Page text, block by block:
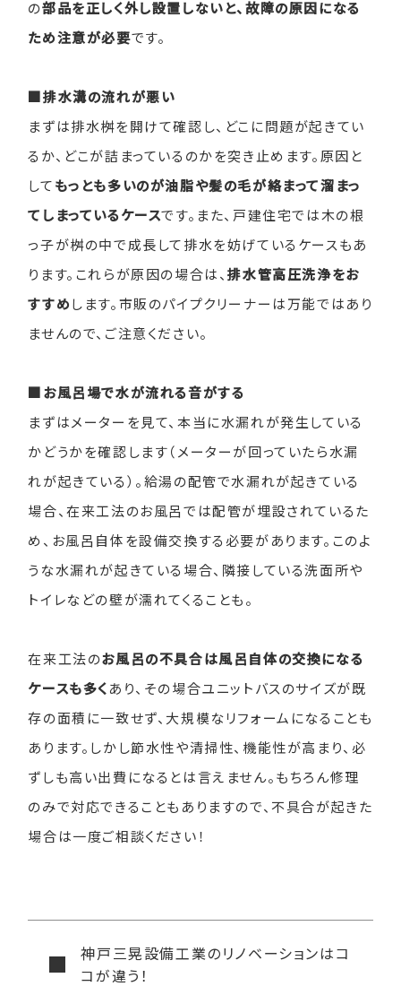
の部品を正しく外し設置しないと、故障の原因になる
ため注意が必要です。
■排水溝の流れが悪い
まずは排水桝を開けて確認し、どこに問題が起きてい
るか、どこが詰まっているのかを突き止めます。原因と
してもっとも多いのが油脂や髪の毛が絡まって溜まっ
てしまっているケースです。また、戸建住宅では木の根
っ子が桝の中で成長して排水を妨げているケースもあ
ります。これらが原因の場合は、排水管高圧洗浄をお
すすめします。市販のパイプクリーナーは万能ではあり
ませんので、ご注意ください。
■お風呂場で水が流れる音がする
まずはメーターを見て、本当に水漏れが発生している
かどうかを確認します（メーターが回っていたら水漏
れが起きている）。給湯の配管で水漏れが起きている
場合、在来工法のお風呂では配管が埋設されているた
め、お風呂自体を設備交換する必要があります。このよ
うな水漏れが起きている場合、隣接している洗面所や
トイレなどの壁が濡れてくることも。
在来工法のお風呂の不具合は風呂自体の交換になる
ケースも多くあり、その場合ユニットバスのサイズが既
存の面積に一致せず、大規模なリフォームになることも
あります。しかし節水性や清掃性、機能性が高まり、必
ずしも高い出費になるとは言えません。もちろん修理
のみで対応できることもありますので、不具合が起きた
場合は一度ご相談ください！
神戸三晃設備工業のリノベーションはコ
コが違う！